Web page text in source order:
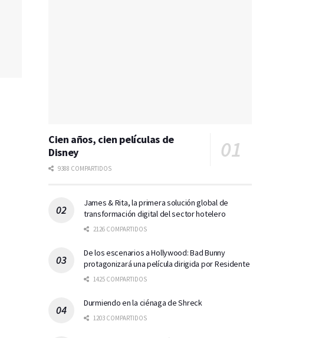
Cien años, cien películas de
Disney
9388 COMPARTIDOS
James & Rita, la primera solución global de
transformación digital del sector hotelero
2126 COMPARTIDOS
De los escenarios a Hollywood: Bad Bunny
protagonizará una película dirigida por Residente
1425 COMPARTIDOS
Durmiendo en la ciénaga de Shreck
1203 COMPARTIDOS